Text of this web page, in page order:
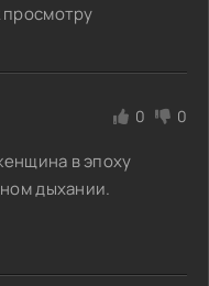
0 0
в эпоху
дыхании.